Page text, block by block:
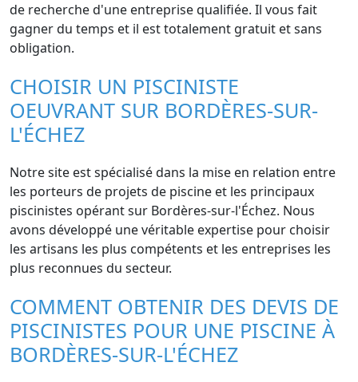
de recherche d'une entreprise qualifiée. Il vous fait
gagner du temps et il est totalement gratuit et sans
obligation.
CHOISIR UN PISCINISTE
OEUVRANT SUR BORDÈRES-SUR-
L'ÉCHEZ
Notre site est spécialisé dans la mise en relation entre
les porteurs de projets de piscine et les principaux
piscinistes opérant sur Bordères-sur-l'Échez. Nous
avons développé une véritable expertise pour choisir
les artisans les plus compétents et les entreprises les
plus reconnues du secteur.
COMMENT OBTENIR DES DEVIS DE
PISCINISTES POUR UNE PISCINE À
BORDÈRES-SUR-L'ÉCHEZ